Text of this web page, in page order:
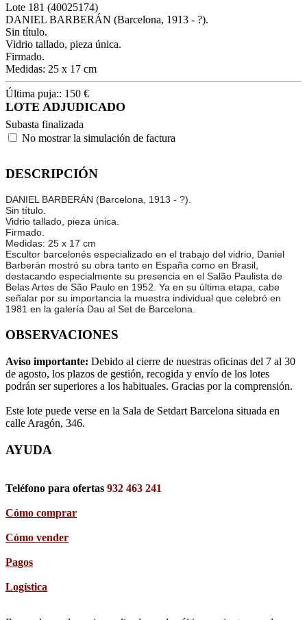
Lote 181 (40025174)
DANIEL BARBERÁN (Barcelona, 1913 - ?).
Sin título.
Vidrio tallado, pieza única.
Firmado.
Medidas: 25 x 17 cm
Última puja:: 150 €
LOTE ADJUDICADO
Subasta finalizada
No mostrar la simulación de factura
DESCRIPCIÓN
DANIEL BARBERÁN (Barcelona, 1913 - ?).
Sin título.
Vidrio tallado, pieza única.
Firmado.
Medidas: 25 x 17 cm
Escultor barcelonés especializado en el trabajo del vidrio, Daniel
Barberán mostró su obra tanto en España como en Brasil,
destacando especialmente su presencia en el Salão Paulista de
Belas Artes de São Paulo en 1952. Ya en su última etapa, cabe
señalar por su importancia la muestra individual que celebró en
1981 en la galería Dau al Set de Barcelona.
OBSERVACIONES
Aviso importante: Debido al cierre de nuestras oficinas del 7 al 30
de agosto, los plazos de gestión, recogida y envío de los lotes
podrán ser superiores a los habituales. Gracias por la comprensión.
Este lote puede verse en la Sala de Setdart Barcelona situada en
calle Aragón, 346.
AYUDA
Teléfono para ofertas 932 463 241
Cómo comprar
Cómo vender
Pagos
Logística